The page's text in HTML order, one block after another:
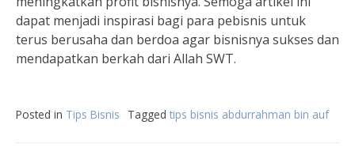
dapat menjadi inspirasi bagi para pebisnis untuk
terus berusaha dan berdoa agar bisnisnya sukses dan
mendapatkan berkah dari Allah SWT.
Posted in Tips Bisnis Tagged tips bisnis abdurrahman bin auf